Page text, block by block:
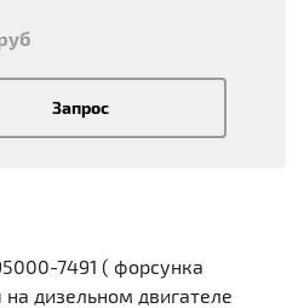
Запрос
7491 ( форсунка
дизельном двигателе